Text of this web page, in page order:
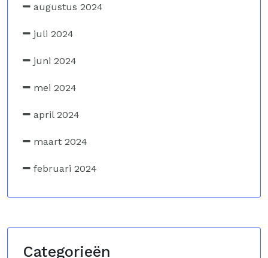
augustus 2024
juli 2024
juni 2024
mei 2024
april 2024
maart 2024
februari 2024
Categorieën